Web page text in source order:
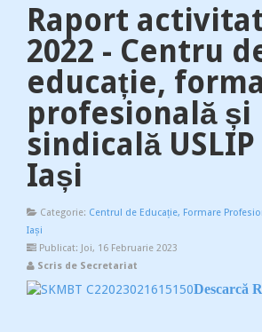
Raport
2022 - Centru
educație,
profesională și
sindicală USLIP
Iași
Categorie: Centrul de Educație, Formare
Iași
Publicat: Joi, 16 Februarie 2023
Scris de Secretariat
Descarcă